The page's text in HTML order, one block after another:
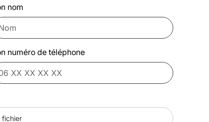
nom
numéro de téléphone
fichier